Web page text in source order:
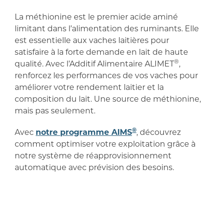
La méthionine est le premier acide aminé
limitant dans l’alimentation des ruminants. Elle
est essentielle aux vaches laitières pour
satisfaire à la forte demande en lait de haute
qualité. Avec l’Additif Alimentaire ALIMET®,
renforcez les performances de vos vaches pour
améliorer votre rendement laitier et la
composition du lait. Une source de méthionine,
mais pas seulement.
Avec notre programme AIMS®, découvrez
comment optimiser votre exploitation grâce à
notre système de réapprovisionnement
automatique avec prévision des besoins.